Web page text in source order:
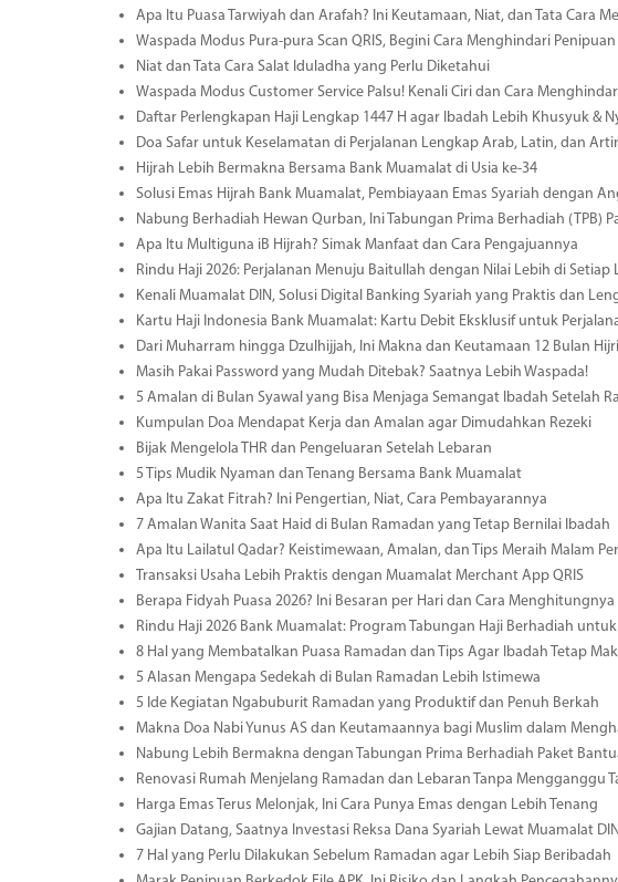
Apa Itu Puasa Tarwiyah dan Arafah? Ini Keutamaan, Niat, dan Tata Cara
Waspada Modus Pura-pura Scan QRIS, Begini Cara Menghindari Penipuan
Niat dan Tata Cara Salat Iduladha yang Perlu Diketahui
Waspada Modus Customer Service Palsu! Kenali Ciri dan Cara
Daftar Perlengkapan Haji Lengkap 1447 H agar Ibadah Lebih Khusyuk &
Doa Safar untuk Keselamatan di Perjalanan Lengkap Arab, Latin, dan
Hijrah Lebih Bermakna Bersama Bank Muamalat di Usia ke-34
Solusi Emas Hijrah Bank Muamalat, Pembiayaan Emas Syariah dengan
Nabung Berhadiah Hewan Qurban, Ini Tabungan Prima Berhadiah (TPB)
Apa Itu Multiguna iB Hijrah? Simak Manfaat dan Cara Pengajuannya
Rindu Haji 2026: Perjalanan Menuju Baitullah dengan Nilai Lebih di Setiap
Kenali Muamalat DIN, Solusi Digital Banking Syariah yang Praktis dan
Kartu Haji Indonesia Bank Muamalat: Kartu Debit Eksklusif untuk
Dari Muharram hingga Dzulhijjah, Ini Makna dan Keutamaan 12 Bulan
Masih Pakai Password yang Mudah Ditebak? Saatnya Lebih Waspada!
5 Amalan di Bulan Syawal yang Bisa Menjaga Semangat Ibadah Setelah
Kumpulan Doa Mendapat Kerja dan Amalan agar Dimudahkan Rezeki
Bijak Mengelola THR dan Pengeluaran Setelah Lebaran
5 Tips Mudik Nyaman dan Tenang Bersama Bank Muamalat
Apa Itu Zakat Fitrah? Ini Pengertian, Niat, Cara Pembayarannya
7 Amalan Wanita Saat Haid di Bulan Ramadan yang Tetap Bernilai Ibadah
Apa Itu Lailatul Qadar? Keistimewaan, Amalan, dan Tips Meraih Malam
Transaksi Usaha Lebih Praktis dengan Muamalat Merchant App QRIS
Berapa Fidyah Puasa 2026? Ini Besaran per Hari dan Cara Menghitungnya
Rindu Haji 2026 Bank Muamalat: Program Tabungan Haji Berhadiah
8 Hal yang Membatalkan Puasa Ramadan dan Tips Agar Ibadah Tetap
5 Alasan Mengapa Sedekah di Bulan Ramadan Lebih Istimewa
5 Ide Kegiatan Ngabuburit Ramadan yang Produktif dan Penuh Berkah
Makna Doa Nabi Yunus AS dan Keutamaannya bagi Muslim dalam
Nabung Lebih Bermakna dengan Tabungan Prima Berhadiah Paket
Renovasi Rumah Menjelang Ramadan dan Lebaran Tanpa Mengganggu
Harga Emas Terus Melonjak, Ini Cara Punya Emas dengan Lebih Tenang
Gajian Datang, Saatnya Investasi Reksa Dana Syariah Lewat Muamalat DIN
7 Hal yang Perlu Dilakukan Sebelum Ramadan agar Lebih Siap Beribadah